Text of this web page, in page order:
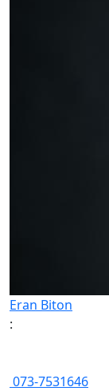
Eran Biton
:
073-7531646